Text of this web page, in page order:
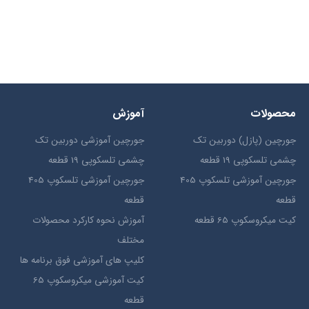
محصولات
جورچین (پازل) دوربین تک
چشمی تلسکوپی 19 قطعه
جورچین آموزشی تلسکوپ 405
قطعه
کیت میکروسکوپ 65 قطعه
آموزش
جورچین آموزشی دوربین تک
چشمی تلسکوپی 19 قطعه
جورچین آموزشی تلسکوپ 405
قطعه
آموزش نحوه کارکرد محصولات
مختلف
کلیپ های آموزشی فوق برنامه ها
کیت آموزشی میکروسکوپ 65
قطعه